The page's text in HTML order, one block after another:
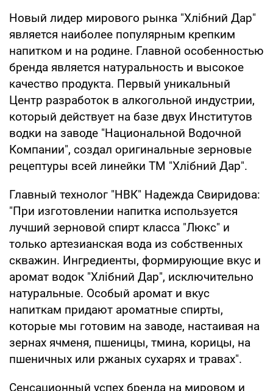
Новый лидер мирового рынка "Хлібний Дар"
является наиболее популярным крепким
напитком и на родине. Главной особенностью
бренда является натуральность и высокое
качество продукта. Первый уникальный
Центр разработок в алкогольной индустрии,
который действует на базе двух Институтов
водки на заводе "Национальной Водочной
Компании", создал оригинальные зерновые
рецептуры всей линейки ТМ "Хлібний Дар".
Главный технолог "НВК" Надежда Свиридова:
"При изготовлении напитка используется
лучший зерновой спирт класса "Люкс" и
только артезианская вода из собственных
скважин. Ингредиенты, формирующие вкус и
аромат водок "Хлібний Дар", исключительно
натуральные. Особый аромат и вкус
напиткам придают ароматные спирты,
которые мы готовим на заводе, настаивая на
зернах ячменя, пшеницы, тмина, корицы, на
пшеничных или ржаных сухарях и травах".
Сенсационный успех бренда на мировом и